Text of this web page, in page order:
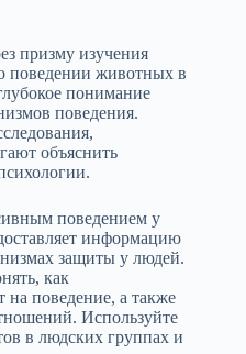
призму изучения
поведении животных в
понимание
поведения.
объяснить
поведением у
информацию
защиты у людей.
как
на поведение, а также
Используйте
в людских группах и